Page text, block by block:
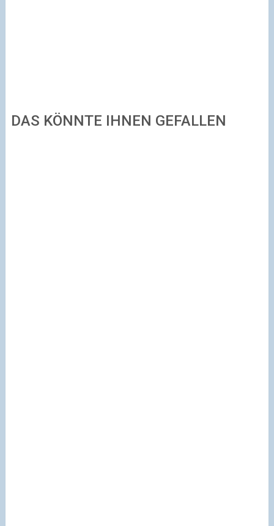
DAS KÖNNTE IHNEN GEFALLEN